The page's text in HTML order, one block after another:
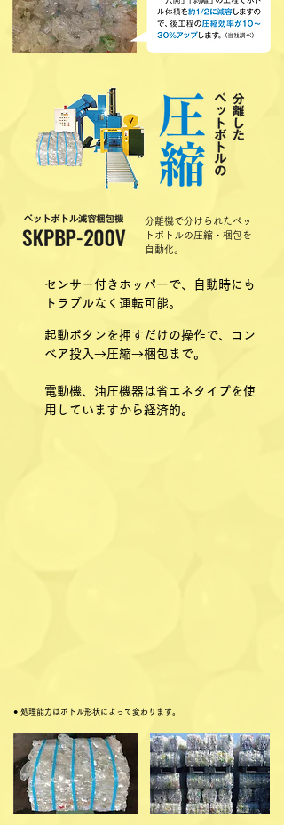
分離機で分けられたペッ
トボトルの圧縮・梱包を
自動化。
センサー付きホッパーで、自動時にも
トラブルなく運転可能。
起動ボタンを押すだけの操作で、コン
ベア投入→圧縮→梱包まで。
電動機、油圧機器は省エネタイプを使
用していますから経済的。
● 処理能力はボトル形状によって変わります。